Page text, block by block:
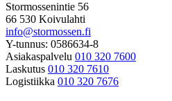
Stormossenintie 56
66 530 Koivulahti
info@stormossen.fi
Y-tunnus: 0586634-8
Asiakaspalvelu 010 320 7600
Laskutus 010 320 7610
Logistiikka 010 320 7676